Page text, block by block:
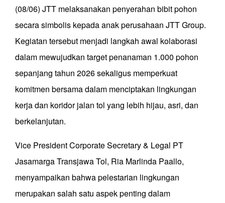
(08/06) JTT melaksanakan penyerahan bibit pohon
secara simbolis kepada anak perusahaan JTT Group.
Kegiatan tersebut menjadi langkah awal kolaborasi
dalam mewujudkan target penanaman 1.000 pohon
sepanjang tahun 2026 sekaligus memperkuat
komitmen bersama dalam menciptakan lingkungan
kerja dan koridor jalan tol yang lebih hijau, asri, dan
berkelanjutan.
Vice President Corporate Secretary & Legal PT
Jasamarga Transjawa Tol, Ria Marlinda Paallo,
menyampaikan bahwa pelestarian lingkungan
merupakan salah satu aspek penting dalam